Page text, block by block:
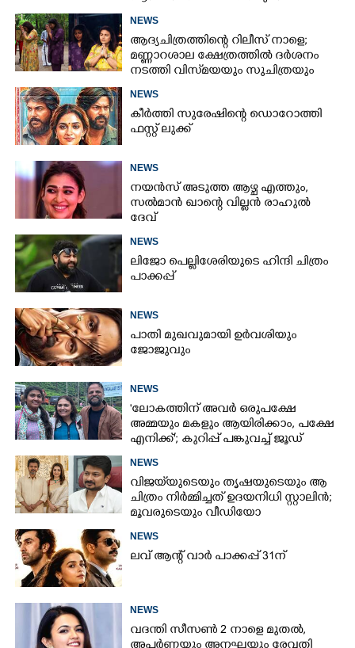
NEWS
ആദ്യചിത്രത്തിന്റെ റിലീസ് നാളെ;
മണ്ണാറശാല ക്ഷേത്രത്തിൽ ദർശനം
നടത്തി വിസ്‌മയയും സുചിത്രയും
NEWS
കീർത്തി സുരേഷിന്റെ ഡൊറോത്തി
ഫസ്റ്റ് ലുക്ക്
NEWS
നയൻസ് അടുത്ത ആഴ്ച എത്തും,
സൽമാൻ ഖാന്റെ വില്ലൻ രാഹുൽ
ദേവ്
NEWS
ലിജോ പെല്ലിശേരിയുടെ ഹിന്ദി ചിത്രം
പാക്കപ്പ്
NEWS
പാതി മുഖവുമായി ഉർവശിയും
ജോജുവും
NEWS
'ലോകത്തിന് അവർ ഒരുപക്ഷേ
അമ്മയും മകളും ആയിരിക്കാം, പക്ഷേ
എനിക്ക്'; കുറിപ്പ് പങ്കുവച്ച് ജൂഡ്
NEWS
വിജയ്‌യുടെയും തൃഷയുടെയും ആ
ചിത്രം നിർമ്മിച്ചത് ഉദയനിധി സ്റ്റാലിൻ;
മൂവരുടെയും വീഡിയോ
NEWS
ലവ് ആന്റ് വാർ പാക്കപ്പ് 31ന്
NEWS
വദന്തി സീസൺ 2 നാളെ മുതൽ,